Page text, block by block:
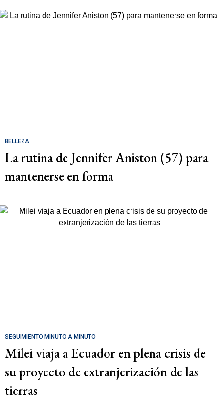
BELLEZA
La rutina de Jennifer Aniston (57) para
mantenerse en forma
SEGUIMIENTO MINUTO A MINUTO
Milei viaja a Ecuador en plena crisis de
su proyecto de extranjerización de las
tierras